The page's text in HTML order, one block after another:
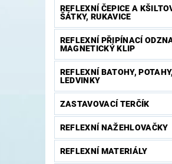
REFLEXNÍ ČEPICE A
ŠÁTKY, RUKAVICE
REFLEXNÍ PŘIPÍNACÍ
MAGNETICKÝ KLIP
REFLEXNÍ BATOHY, POTAHY,
LEDVINKY
ZASTAVOVACÍ TERČÍK
REFLEXNÍ NAŽEHLOVAČKY
REFLEXNÍ MATERIÁLY